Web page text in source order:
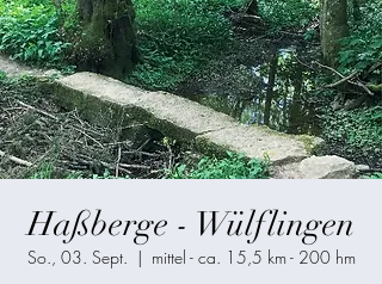
Haßberge - Wülflingen
So., 03. Sept.
  |
mittel - ca. 15,5 km - 200 hm